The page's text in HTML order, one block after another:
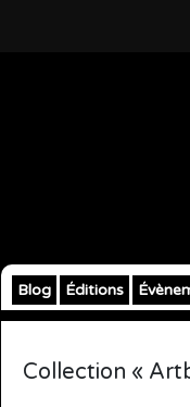
Blog Éditions
Collection «